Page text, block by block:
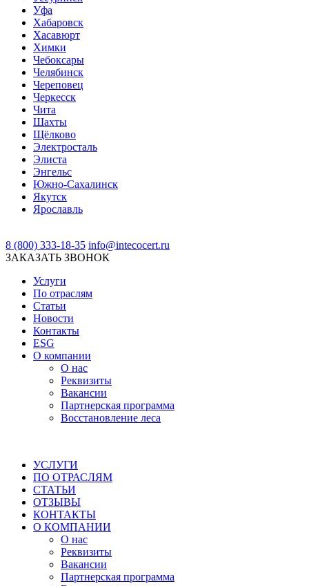
Уфа
Хабаровск
Хасавюрт
Химки
Чебоксары
Челябинск
Череповец
Черкесск
Чита
Шахты
Щёлково
Электросталь
Элиста
Энгельс
Южно-Сахалинск
Якутск
Ярославль
8 (800) 333-18-35 info@intecocert.ru
ЗАКАЗАТЬ ЗВОНОК
Услуги
По отраслям
Статьи
Новости
Контакты
ESG
О компании
О нас
Реквизиты
Вакансии
Партнерская программа
Восстановление леса
УСЛУГИ
ПО ОТРАСЛЯМ
СТАТЬИ
ОТЗЫВЫ
КОНТАКТЫ
О КОМПАНИИ
О нас
Реквизиты
Вакансии
Партнерская программа